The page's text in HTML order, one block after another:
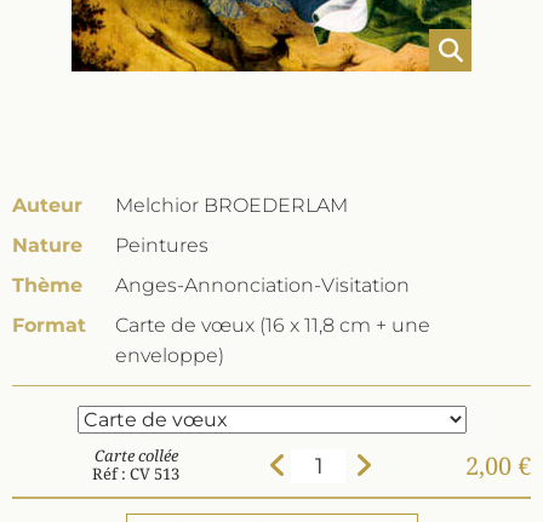
Auteur
Melchior BROEDERLAM
Nature
Peintures
Thème
Anges-Annonciation-Visitation
Format
Carte de vœux (16 x 11,8 cm + une
enveloppe)
Carte collée
Réf : CV 513
2,00 €